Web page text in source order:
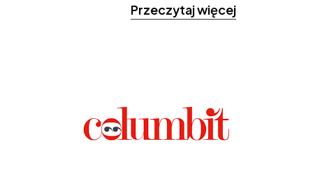
Przeczytaj więcej